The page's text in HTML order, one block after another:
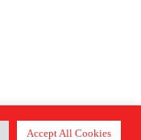
Accept All Cookies